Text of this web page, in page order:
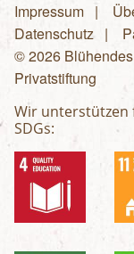
Impressum
Datenschutz
© 2026
Privatstiftung
Wir unterstützen
SDGs: